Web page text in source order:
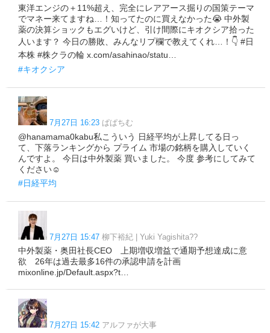
東洋エンジの＋11%超え、完全にレアアース掘りの国策テーマ
でマネー来てますね…！知ってたのに買えなかった😭 中外製
薬の決算ショックもエグいけど、引け間際にキオクシア拾った
人います？ 今日の勝敗、みんなリプ欄で教えてくれ…！👇 #日
本株 #株クラの輪 x.com/asahinao/statu…
#キオクシア
7月27日 16:23 ぱぱちむ
@hanamama0kabu私こういう 日経平均が上昇してる日っ
て、下落ランキングから プライム 市場の銘柄を購入していく
んですよ。 今日は中外製薬 買いました。 今度 参考にしてみて
ください☺️
#日経平均
7月27日 15:47 柳下裕紀 | Yuki Yagishita??
中外製薬・奥田社長CEO 上期増収増益で通期予想達成に意
欲 26年は過去最多16件の承認申請を計画
mixonline.jp/Default.aspx?t…
7月27日 15:42 アルファが大事